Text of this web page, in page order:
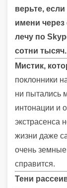
верьте,
имени
лечу по
сотни
Мистик,
поклонники
ни пытались
интонации и
экстрасенса
жизни даже
очень
справится.
Тени